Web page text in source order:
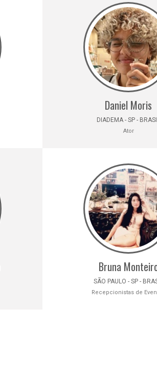
Daniel Moris
DIADEMA - SP -
Ator
Bruna
SÃO PAULO - SP -
Recepcionistas de